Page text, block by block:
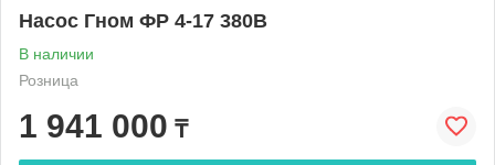
Насос Гном ФР 4-17 380В
В наличии
Розница
1 941 000 ₸